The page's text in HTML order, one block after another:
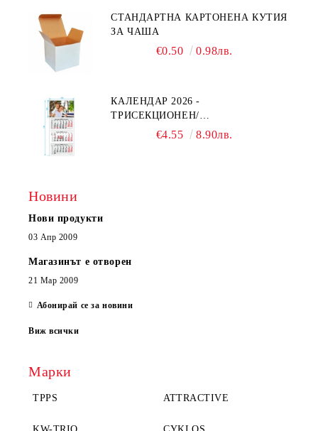
СТАНДАРТНА КАРТОНЕНА КУТИЯ
ЗА ЧАША
€0.50 0.98лв.
КАЛЕНДАР 2026 -
ТРИСЕКЦИОНЕН/
ЕДНОСЕКЦИОНЕН
€4.55 8.90лв.
Новини
Нови продукти
03 Апр 2009
Магазинът е отворен
21 Мар 2009
Абонирай се за новини
Виж всички
Марки
TPPS ATTRACTIVE